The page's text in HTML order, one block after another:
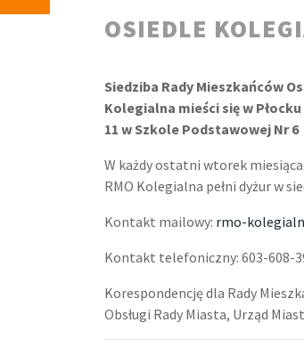
OSIEDLE
Siedziba Rady Mieszkańców
Kolegialna mieści się w Płocku
11 w Szkole Podstawowej Nr 6
W każdy ostatni wtorek miesiąca
RMO Kolegialna pełni dyżur w
Kontakt mailowy: rmo-
Kontakt telefoniczny: 603-608-
Korespondencję dla Rady
Obsługi Rady Miasta, Urząd